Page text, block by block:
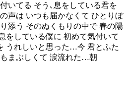
いてる そう､息をしている君を
声は いつも届かなくて ひとりぼ
添う そのぬくもりの中で 春の陽
をしている僕に 初めて気付いて
うれしいと思った…今 君とふた
まぶしくて 涙流れた…朝